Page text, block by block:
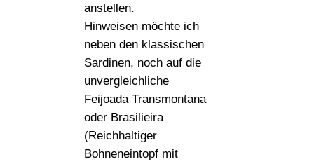
anstellen.
Hinweisen möchte ich
neben den klassischen
Sardinen, noch auf die
unvergleichliche
Feijoada Transmontana
oder Brasilieira
(Reichhaltiger
Bohneneintopf mit